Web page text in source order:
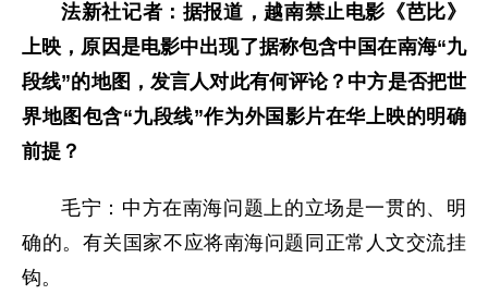
法新社记者：据报道，越南禁止电影《芭比》
上映，原因是电影中出现了据称包含中国在南海“九
段线”的地图，发言人对此有何评论？中方是否把世
界地图包含“九段线”作为外国影片在华上映的明确
前提？
毛宁：中方在南海问题上的立场是一贯的、明
确的。有关国家不应将南海问题同正常人文交流挂
钩。